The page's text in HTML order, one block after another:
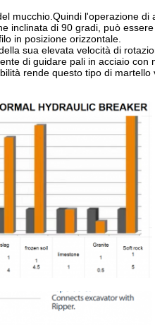
mucchio.Quindi l'operazione di
inclinata di 90 gradi, può
in posizione orizzontale.
sua elevata velocità di
di guidare pali in acciaio con
rende questo tipo di